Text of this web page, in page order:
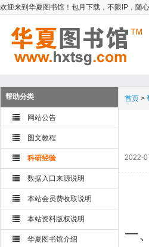
欢迎来到华夏图书馆！包月下载，不限IP，随
帮助分类
网站公告
图文教程
科研经验
数据入口来源说明
本站会员费收取说明
本站资料版权说明
华夏图书馆介绍
首页 >
2022-
一